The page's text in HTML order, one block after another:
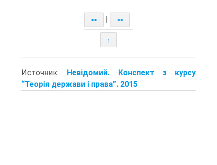
<< >>
↑
Источник: Невідомий. Конспект з курсу
“Теорія держави і права”. 2015